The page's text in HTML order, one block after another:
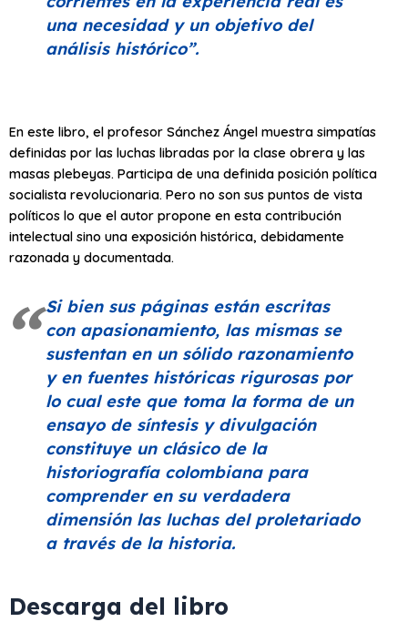
una necesidad y un objetivo del
análisis histórico”.
En este libro, el profesor Sánchez Ángel muestra simpatías
definidas por las luchas libradas por la clase obrera y las
masas plebeyas. Participa de una definida posición política
socialista revolucionaria. Pero no son sus puntos de vista
políticos lo que el autor propone en esta contribución
intelectual sino una exposición histórica, debidamente
razonada y documentada.
Si bien sus páginas están escritas
con apasionamiento, las mismas se
sustentan en un sólido razonamiento
y en fuentes históricas rigurosas por
lo cual este que toma la forma de un
ensayo de síntesis y divulgación
constituye un clásico de la
historiografía colombiana para
comprender en su verdadera
dimensión las luchas del proletariado
a través de la historia.
Descarga del libro